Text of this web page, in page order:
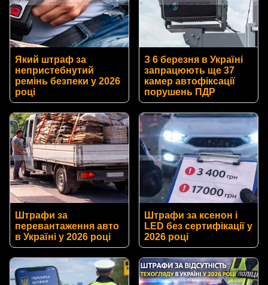
Який штраф за
непристебнутий
ремінь безпеки у 2026
році
З 6 березня в Україні
запрацюють ще 37
камер автофіксації
порушень ПДР
Штрафи за
перевантаження авто
в Україні у 2026 році
Штрафи за ксенон і
LED без сертифікації у
2026 році